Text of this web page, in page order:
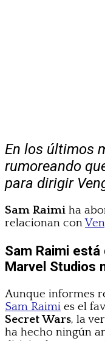
En los últimos
rumoreando
para dirigir
Sam Raimi ha
relacionan con
Sam Raimi
Marvel Studios
Aunque informes
Sam Raimi es el
Secret Wars, la
ha hecho ningún